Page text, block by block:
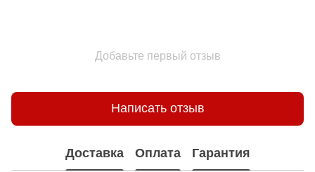
Добавьте первый отзыв
Написать отзыв
Доставка Оплата Гарантия